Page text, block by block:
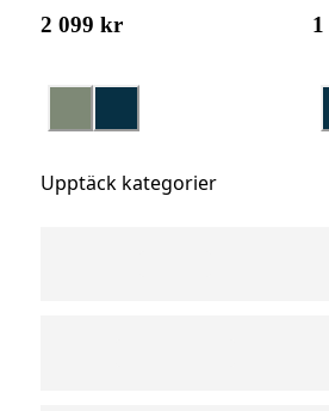
2 099 kr
Upptäck kategorier